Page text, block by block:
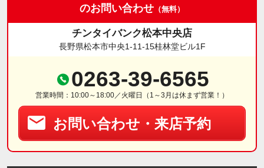
のお問い合わせ （無料）
チンタイバンク松本中央店
長野県松本市中央1-11-15桂林堂ビル1F
0263-39-6565
営業時間：10:00～18:00／火曜日（1～3月は休まず営業！）
お問い合わせ・来店予約